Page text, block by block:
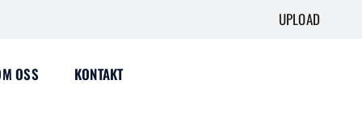
UPLOAD
OSS KONTAKT